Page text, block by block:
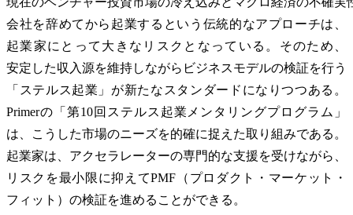
会社を辞めてから起業するという伝統的なアプローチは、
起業家にとって大きなリスクとなっている。そのため、
安定した収入源を維持しながらビジネスモデルの検証を行う
「ステルス起業」が新たなスタンダードになりつつある。
Primerの「第10回ステルス起業メンタリングプログラム」
は、こうした市場のニーズを的確に捉えた取り組みである。
起業家は、アクセラレーターの専門的な支援を受けながら、
リスクを最小限に抑えてPMF（プロダクト・マーケット・
フィット）の検証を進めることができる。